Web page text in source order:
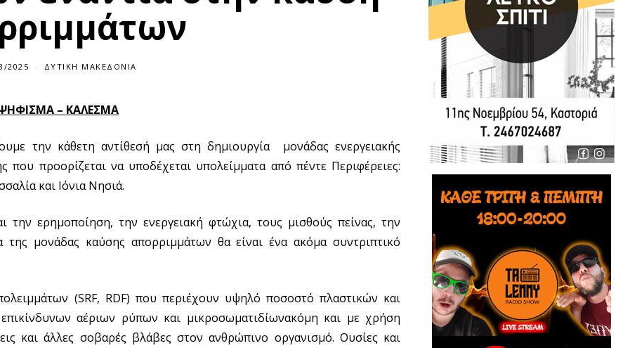
2025 ΔΥΤΙΚΉ ΜΑΚΕΔΟΝΊΑ
– ΚΑΛΕΣΜΑ
την κάθετη αντίθεσή μας στη δημιουργία μονάδας ενεργειακής
προορίζεται να υποδέχεται υπολείμματα από πέντε Περιφέρειες:
και Ιόνια Νησιά.
ερημοποίηση, την ενεργειακή φτώχια, τους μισθούς πείνας, την
μονάδας καύσης απορριμμάτων θα είναι ένα ακόμα συντριπτικό
(SRF, RDF) που περιέχουν υψηλό ποσοστό πλαστικών και
αέριων ρύπων και μικροσωματιδίωνακόμη και με χρήση
και άλλες σοβαρές βλάβες στον ανθρώπινο οργανισμό. Ουσίες και